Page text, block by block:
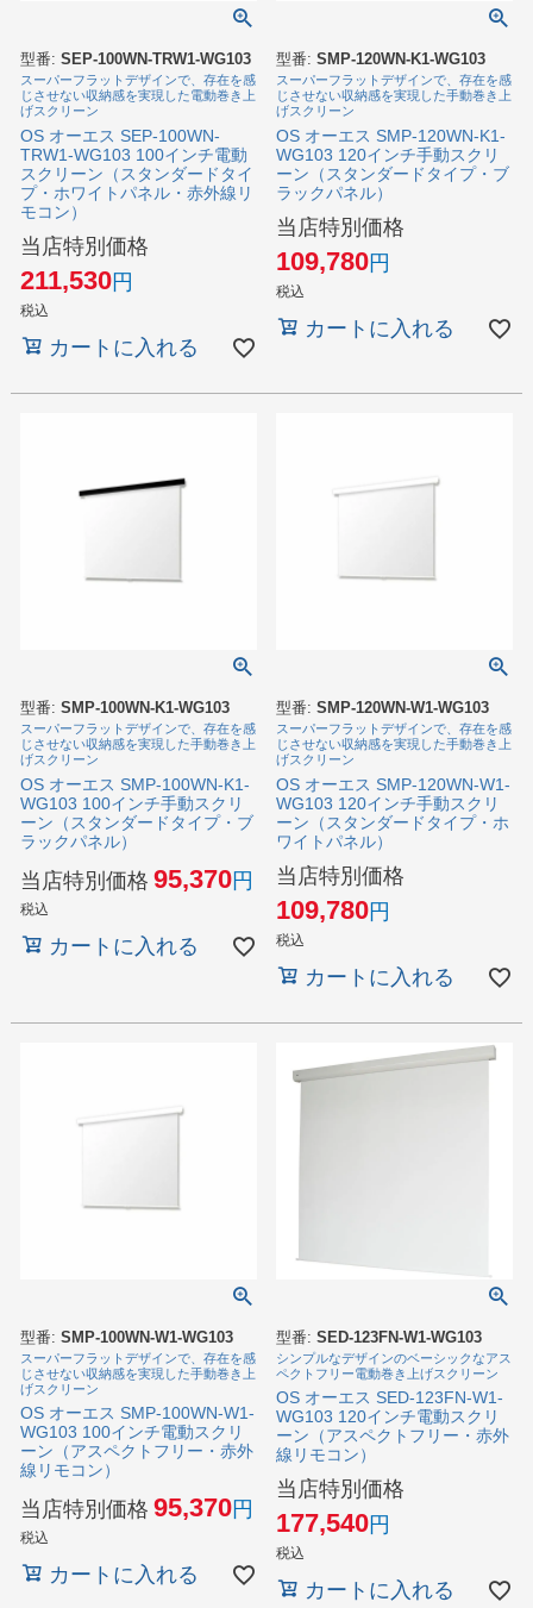
型番: SEP-100WN-TRW1-WG103
スーパーフラットデザインで、存在を感
じさせない収納感を実現した電動巻き上
げスクリーン
OS オーエス SEP-100WN-
TRW1-WG103 100インチ電動
スクリーン（スタンダードタイ
プ・ホワイトパネル・赤外線リ
モコン）
当店特別価格
211,530
税込
カートに入れる
型番: SMP-120WN-K1-WG103
スーパーフラットデザインで、存在を感
じさせない収納感を実現した手動巻き上
げスクリーン
OS オーエス SMP-120WN-K1-
WG103 120インチ手動スクリ
ーン（スタンダードタイプ・ブ
ラックパネル）
当店特別価格
109,780
税込
カートに入れる
型番: SMP-100WN-K1-WG103
スーパーフラットデザインで、存在を感
じさせない収納感を実現した手動巻き上
げスクリーン
OS オーエス SMP-100WN-K1-
WG103 100インチ手動スクリ
ーン（スタンダードタイプ・ブ
ラックパネル）
当店特別価格 95,370
税込
カートに入れる
型番: SMP-120WN-W1-WG103
スーパーフラットデザインで、存在を感
じさせない収納感を実現した手動巻き上
げスクリーン
OS オーエス SMP-120WN-W1-
WG103 120インチ手動スクリ
ーン（スタンダードタイプ・ホ
ワイトパネル）
当店特別価格
109,780
税込
カートに入れる
型番: SMP-100WN-W1-WG103
スーパーフラットデザインで、存在を感
じさせない収納感を実現した手動巻き上
げスクリーン
OS オーエス SMP-100WN-W1-
WG103 100インチ電動スクリ
ーン（アスペクトフリー・赤外
線リモコン）
当店特別価格 95,370
税込
カートに入れる
型番: SED-123FN-W1-WG103
シンプルなデザインのベーシックなアス
ペクトフリー電動巻き上げスクリーン
OS オーエス SED-123FN-W1-
WG103 120インチ電動スクリ
ーン（アスペクトフリー・赤外
線リモコン）
当店特別価格
177,540
税込
カートに入れる